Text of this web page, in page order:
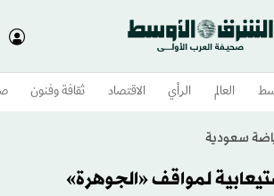
العالم الرأي الاقتصاد ثقافة وفنون
سعودية
لمواقف «الجوهرة»